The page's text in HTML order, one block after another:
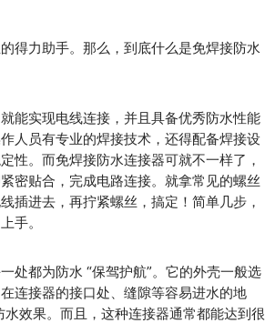
得力助手。那么，到底什么是免焊接防水
能实现电线连接，并且具备优秀防水性能
人员有专业的焊接技术，还得配备焊接设
性。而免焊接防水连接器可就不一样了，
密贴合，完成电路连接。就拿常见的螺丝
插进去，再拧紧螺丝，搞定！简单几步，
手。
处都为防水 “保驾护航”。它的外壳一般选
连接器的接口处、缝隙等容易进水的地
效果。而且，这种连接器通常都能达到很